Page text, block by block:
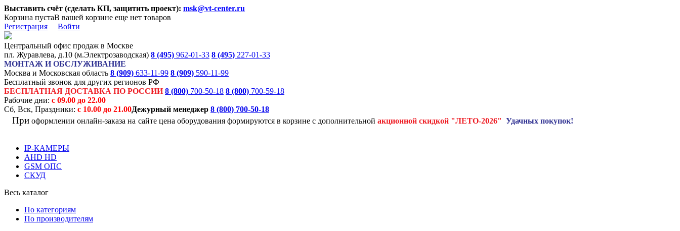
Выставить счёт (сделать КП, защитить проект): msk@vt-center.ru
Корзина пустаВ вашей корзине еще нет товаров
Регистрация
Войти
Центральный офис продаж в Москве
пл. Журавлева, д.10 (м.Электрозаводская) 8 (495) 962-01-33 8 (495) 227-01-33
МОНТАЖ И ОБСЛУЖИВАНИЕ
Москва и Московская область 8 (909) 633-11-99 8 (909) 590-11-99
Бесплатный звонок для других регионов РФ
БЕСПЛАТНАЯ ДОСТАВКА ПО РОССИИ 8 (800) 700-50-18 8 (800) 700-59-18
Рабочие дни: с 09.00 до 22.00
Сб, Вск, Праздники: с 10.00 до 21.00Дежурный менеджер 8 (800) 700-50-18
При оформлении онлайн-заказа на сайте цена оборудования формируются в корзине с дополнительной акционной скидкой "ЛЕТО-2026" Удачных покупок!
IP-КАМЕРЫ
AHD HD
GSM ОПС
СКУД
Весь каталог
По категориям
По производителям